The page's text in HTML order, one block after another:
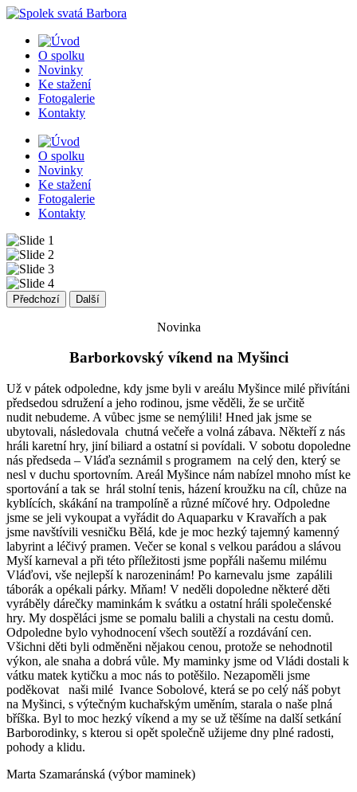
O spolku
Novinky
Ke stažení
Fotogalerie
Kontakty
O spolku
Novinky
Ke stažení
Fotogalerie
Kontakty
Předchozí Další
Novinka
Barborkovský víkend na Myšinci
Už v pátek odpoledne, kdy jsme byli v areálu Myšince milé přivítáni
předsedou sdružení a jeho rodinou, jsme věděli, že se určitě
nudit nebudeme. A vůbec jsme se nemýlili! Hned jak jsme se
ubytovali, následovala chutná večeře a volná zábava. Někteří z nás
hráli karetní hry, jiní biliard a ostatní si povídali. V sobotu dopoledne
nás předseda – Vláďa seznámil s programem na celý den, který se
nesl v duchu sportovním. Areál Myšince nám nabízel mnoho míst ke
sportování a tak se hrál stolní tenis, házení kroužku na cíl, chůze na
kyblících, skákání na trampolíně a různé míčové hry. Odpoledne
jsme se jeli vykoupat a vyřádit do Aquaparku v Kravařích a pak
jsme navštívili vesničku Bělá, kde je moc hezký tajemný kamenný
labyrint a léčivý pramen. Večer se konal s velkou parádou a slávou
Myší karneval a při této příležitosti jsme popřáli našemu milému
Vláďovi, vše nejlepší k narozeninám! Po karnevalu jsme zapálili
táborák a opékali párky. Mňam! V neděli dopoledne některé děti
vyráběly dárečky maminkám k svátku a ostatní hráli společenské
hry. My dospěláci jsme se pomalu balili a chystali na cestu domů.
Odpoledne bylo vyhodnocení všech soutěží a rozdávání cen.
Všichni děti byli odměněni nějakou cenou, protože se nehodnotil
výkon, ale snaha a dobrá vůle. My maminky jsme od Vládi dostali k
vátku matek kytičku a moc nás to potěšilo. Nezapoměli jsme
poděkovat naši milé Ivance Sobolové, která se po celý náš pobyt
na Myšinci, s výtečným kuchařským uměním, starala o naše plná
bříška. Byl to moc hezký víkend a my se už těšíme na další setkání
Barborodinky, s kterou si opět společně užijeme dny plné radosti,
pohody a klidu.
Marta Szamaránská (výbor maminek)